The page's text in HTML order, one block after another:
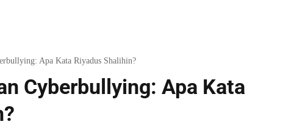
Apa Kata Riyadus Shalihin?
Cyberbullying: Apa Kata